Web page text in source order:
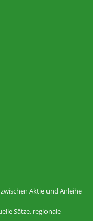
Aktie und Anleihe
Sätze, regionale